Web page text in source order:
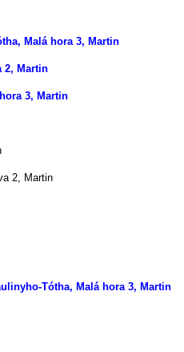
Malá hora 3, Martin
2, Martin
3, Martin
2, Martin
Tótha, Malá hora 3, Martin